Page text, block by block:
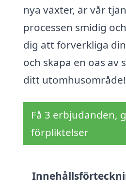
nya växter, är vår
processen smidig
dig att förverkliga
och skapa en oas av
ditt utomhusområde!
Få 3 erbjudanden,
förpliktelser